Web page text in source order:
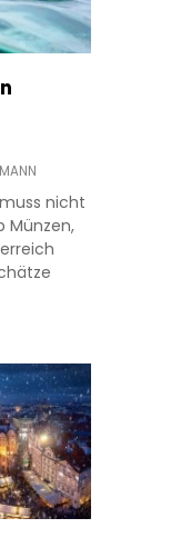
nicht
Münzen,